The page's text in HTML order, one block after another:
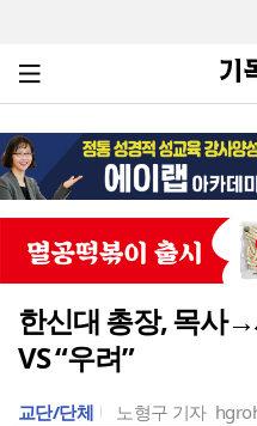
한신대 총장, 목사
VS “우려”
교단/단체 노형구 기자